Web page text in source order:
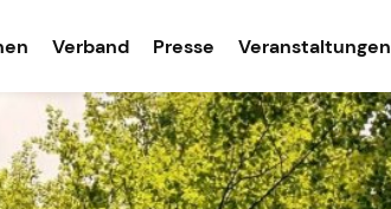
Verband Presse Veranstaltungen